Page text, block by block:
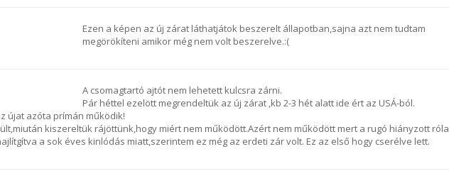
Ezen a képen az új zárat láthatjátok beszerelt állapotban,sajna azt nem tudtam
megörökíteni amikor még nem volt beszerelve.:(
A csomagtartó ajtót nem lehetett kulcsra zárni.
Pár héttel ezelött megrendeltük az új zárat ,kb 2-3 hét alatt ide ért az USÁ-ból.
újat azóta prímán működik!
kiszereltük rájöttünk,hogy miért nem működött.Azért nem működött mert a rugó hiányzott róla
a sok éves kinlódás miatt,szerintem ez még az erdeti zár volt. Ez az első hogy cserélve lett.